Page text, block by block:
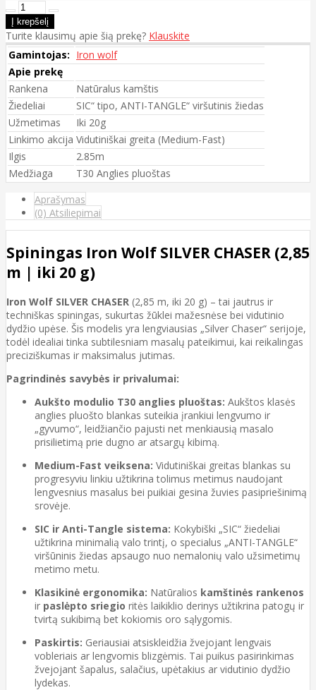
Turite klausimų apie šią prekę? Klauskite
Gamintojas: Iron wolf
Apie prekę
Rankena
Natūralus kamštis
Žiedeliai
SIC“ tipo, ANTI-TANGLE“ viršutinis žiedas
Užmetimas
Iki 20g
Linkimo akcija Vidutiniškai greita (Medium-Fast)
Ilgis
2.85m
Medžiaga
T30 Anglies pluoštas
Aprašymas
(0) Atsiliepimai
Spiningas Iron Wolf SILVER CHASER (2,85
m | iki 20 g)
Iron Wolf SILVER CHASER (2,85 m, iki 20 g) – tai jautrus ir
techniškas spiningas, sukurtas žūklei mažesnėse bei vidutinio
dydžio upėse. Šis modelis yra lengviausias „Silver Chaser“ serijoje,
todėl idealiai tinka subtilesniam masalų pateikimui, kai reikalingas
preciziškumas ir maksimalus jutimas.
Pagrindinės savybės ir privalumai:
Aukšto modulio T30 anglies pluoštas: Aukštos klasės
anglies pluošto blankas suteikia įrankiui lengvumo ir
„gyvumo“, leidžiančio pajusti net menkiausią masalo
prisilietimą prie dugno ar atsargų kibimą.
Medium-Fast veiksena: Vidutiniškai greitas blankas su
progresyviu linkiu užtikrina tolimus metimus naudojant
lengvesnius masalus bei puikiai gesina žuvies pasipriešinimą
srovėje.
SIC ir Anti-Tangle sistema: Kokybiški „SIC“ žiedeliai
užtikrina minimalią valo trintį, o specialus „ANTI-TANGLE“
viršūninis žiedas apsaugo nuo nemalonių valo užsimetimų
metimo metu.
Klasikinė ergonomika: Natūralios kamštinės rankenos
ir paslėpto sriegio ritės laikiklio derinys užtikrina patogų ir
tvirtą sukibimą bet kokiomis oro sąlygomis.
Paskirtis: Geriausiai atsiskleidžia žvejojant lengvais
vobleriais ar lengvomis blizgėmis. Tai puikus pasirinkimas
žvejojant šapalus, salačius, upėtakius ar vidutinio dydžio
lydekas.